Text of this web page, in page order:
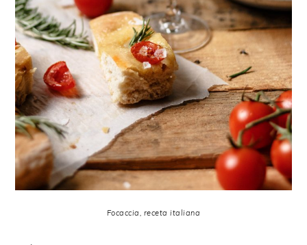
Focaccia, receta italiana